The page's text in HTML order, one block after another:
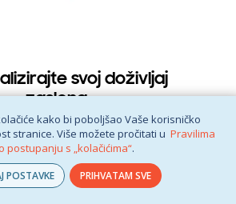
kako bi poboljšao Vaše korisničko
stranice. Više možete pročitati u Pravilima
postupanju s „kolačićima“.
POSTAVKE PRIHVATAM SVE
svoj doživljaj
zaslona
Tizen korisničko sučelje
korisničko sučelje pruža besprijekoran i